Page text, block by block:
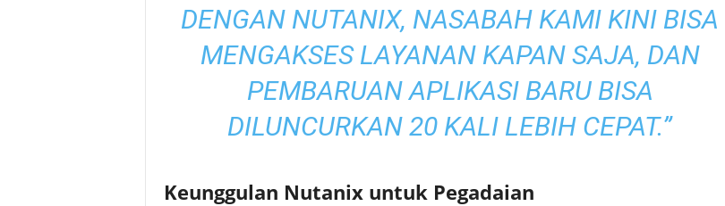
DENGAN NUTANIX, NASABAH KAMI KINI BISA
MENGAKSES LAYANAN KAPAN SAJA, DAN
PEMBARUAN APLIKASI BARU BISA
DILUNCURKAN 20 KALI LEBIH CEPAT.”
Keunggulan Nutanix untuk Pegadaian